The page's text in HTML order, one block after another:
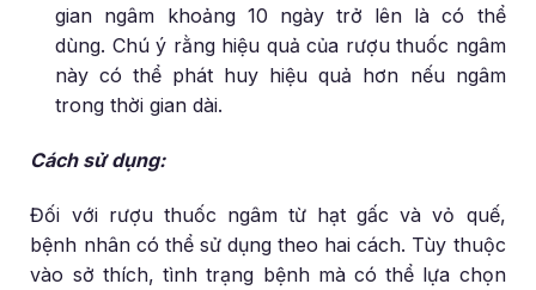
gian ngâm khoảng 10 ngày trở lên là có thể
dùng. Chú ý rằng hiệu quả của rượu thuốc ngâm
này có thể phát huy hiệu quả hơn nếu ngâm
trong thời gian dài.
Cách sử dụng:
Đối với rượu thuốc ngâm từ hạt gấc và vỏ quế,
bệnh nhân có thể sử dụng theo hai cách. Tùy thuộc
vào sở thích, tình trạng bệnh mà có thể lựa chọn